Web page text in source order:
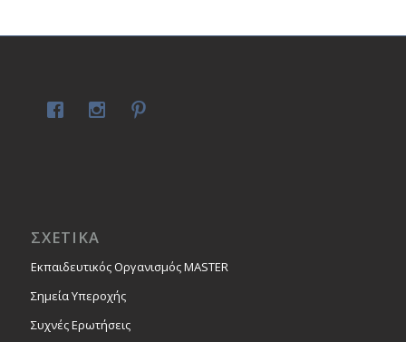
ΣΧΕΤΙΚΑ
Εκπαιδευτικός Οργανισμός MASTER
Σημεία Υπεροχής
Συχνές Ερωτήσεις